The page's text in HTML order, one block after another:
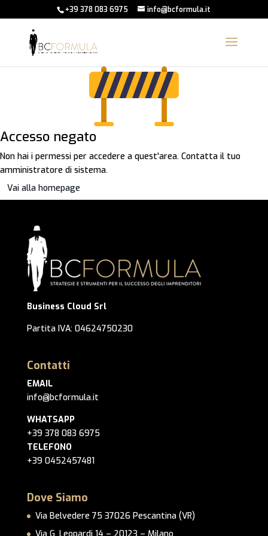
+39 378 083 6975 info@bcformula.it
Accesso negato
Non hai i permessi per accedere a quest'area. Contatta il tuo
amministratore di sistema.
Vai alla homepage
Business Cloud Srl
Partita IVA: 04624750230
Contatti
EMAIL
info@bcformula.it
WHATSAPP
+39 378 083 6975
TELEFONO
+39 0452457481
Dove Siamo
Via Belvedere 75 37026 Pescantina (VR)